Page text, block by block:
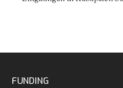
FUNDING